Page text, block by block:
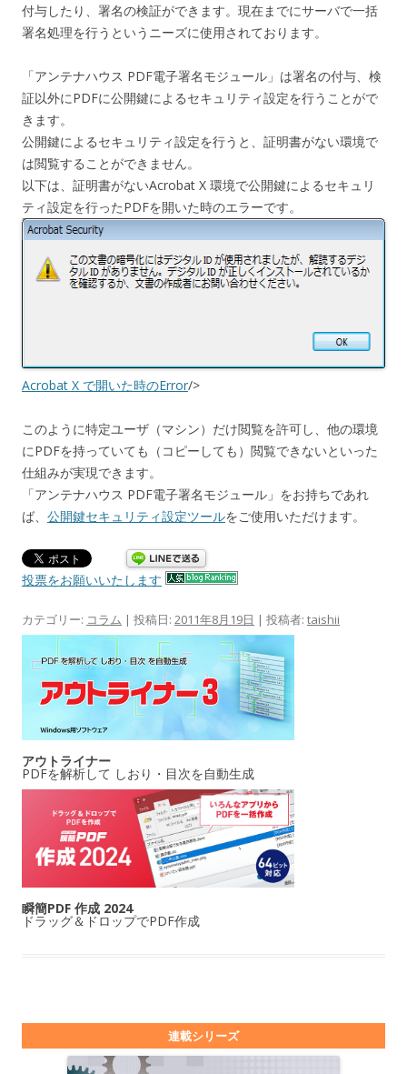
付与したり、署名の検証ができます。現在までにサーバで一括
署名処理を行うというニーズに使用されております。
「アンテナハウス PDF電子署名モジュール」は署名の付与、検
証以外にPDFに公開鍵によるセキュリティ設定を行うことがで
きます。
公開鍵によるセキュリティ設定を行うと、証明書がない環境で
は閲覧することができません。
以下は、証明書がないAcrobat X 環境で公開鍵によるセキュリ
ティ設定を行ったPDFを開いた時のエラーです。
Acrobat X で開いた時のError/>
このように特定ユーザ（マシン）だけ閲覧を許可し、他の環境
にPDFを持っていても（コピーしても）閲覧できないといった
仕組みが実現できます。
「アンテナハウス PDF電子署名モジュール」をお持ちであれ
ば、 公開鍵セキュリティ設定ツールをご使用いただけます。
投票をお願いいたします
カテゴリー: コラム | 投稿日: 2011年8月19日 | 投稿者: taishii
アウトライナー
PDFを解析して しおり・目次を自動生成
瞬簡PDF 作成 2024
ドラッグ＆ドロップでPDF作成
連載シリーズ